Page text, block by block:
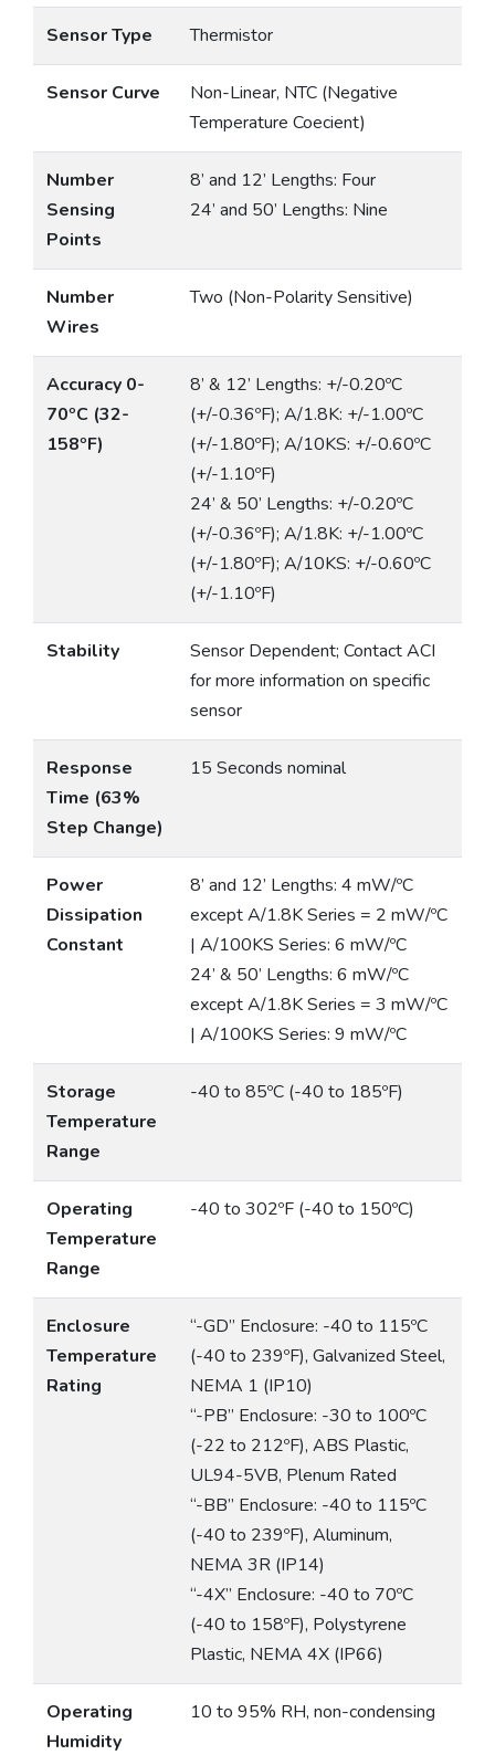
Sensor Type Thermistor
Sensor Curve
Non-Linear, NTC (Negative
Temperature Coecient)
Number
Sensing
Points
8’ and 12’ Lengths: Four
24’ and 50’ Lengths: Nine
Number
Wires
Two (Non-Polarity Sensitive)
Accuracy 0-
70ºC (32-
158ºF)
8’ & 12’ Lengths: +/-0.20ºC
(+/-0.36ºF); A/1.8K: +/-1.00ºC
(+/-1.80ºF); A/10KS: +/-0.60ºC
(+/-1.10ºF)
24’ & 50’ Lengths: +/-0.20ºC
(+/-0.36ºF); A/1.8K: +/-1.00ºC
(+/-1.80ºF); A/10KS: +/-0.60ºC
(+/-1.10ºF)
Stability
Sensor Dependent; Contact ACI
for more information on specific
sensor
Response
Time (63%
Step Change)
15 Seconds nominal
Power
Dissipation
Constant
8’ and 12’ Lengths: 4 mW/ºC
except A/1.8K Series = 2 mW/ºC
| A/100KS Series: 6 mW/ºC
24’ & 50’ Lengths: 6 mW/ºC
except A/1.8K Series = 3 mW/ºC
| A/100KS Series: 9 mW/ºC
Storage
Temperature
Range
-40 to 85ºC (-40 to 185ºF)
Operating
Temperature
Range
-40 to 302ºF (-40 to 150ºC)
Enclosure
Temperature
Rating
“-GD” Enclosure: -40 to 115ºC
(-40 to 239ºF), Galvanized Steel,
NEMA 1 (IP10)
“-PB” Enclosure: -30 to 100ºC
(-22 to 212ºF), ABS Plastic,
UL94-5VB, Plenum Rated
“-BB” Enclosure: -40 to 115ºC
(-40 to 239ºF), Aluminum,
NEMA 3R (IP14)
“-4X” Enclosure: -40 to 70ºC
(-40 to 158ºF), Polystyrene
Plastic, NEMA 4X (IP66)
Operating
Humidity
10 to 95% RH, non-condensing